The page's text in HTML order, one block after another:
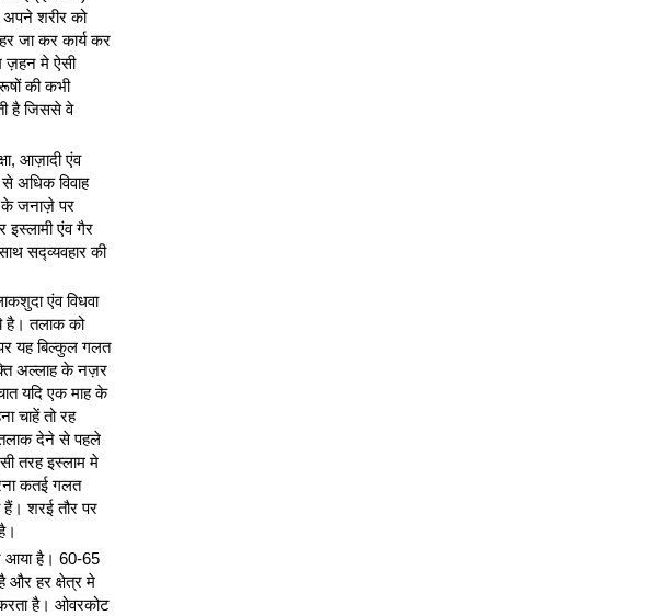
शरीर को
जा कर कार्य कर
ज़हन मे ऐसी
की कभी
है जिससे वे
आज़ादी एंव
अधिक विवाह
के जनाज़े पर
इस्लामी एंव गैर
सद्व्यवहार की
एंव विधवा
है। तलाक को
यह बिल्कुल गलत
अल्लाह के नज़र
यदि एक माह के
चाहें तो रह
तलाक देने से पहले
तरह इस्लाम मे
कतई गलत
शरई तौर पर
आया है। 60-65
और हर क्षेत्र मे
है। ओवरकोट